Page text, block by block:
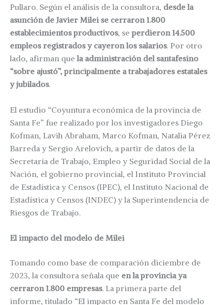
Pullaro. Según el análisis de la consultora, desde la
asunción de Javier Milei se cerraron 1.800
establecimientos productivos, seperdieron 14.500
empleos registrados y cayeron los salarios. Por otro
lado, afirman que la administración del santafesino
“sobre ajustó”, principalmente a trabajadores estatales
y jubilados.
El estudio “Coyuntura económica de la provincia de
Santa Fe” fue realizado por los investigadores Diego
Kofman, Lavih Abraham, Marco Kofman, Natalia Pérez
Barreda y Sergio Arelovich, a partir de datos de la
Secretaría de Trabajo, Empleo y Seguridad Social de la
Nación, el gobierno provincial, el Instituto Provincial
de Estadística y Censos (IPEC), el Instituto Nacional de
Estadística y Censos (INDEC) y la Superintendencia de
Riesgos de Trabajo.
El impacto del modelo de Milei
Tomando como base de comparación diciembre de
2023, la consultora señala que en la provincia ya
cerraron 1.800 empresas. La primera parte del
informe, titulado “El impacto en Santa Fe del modelo